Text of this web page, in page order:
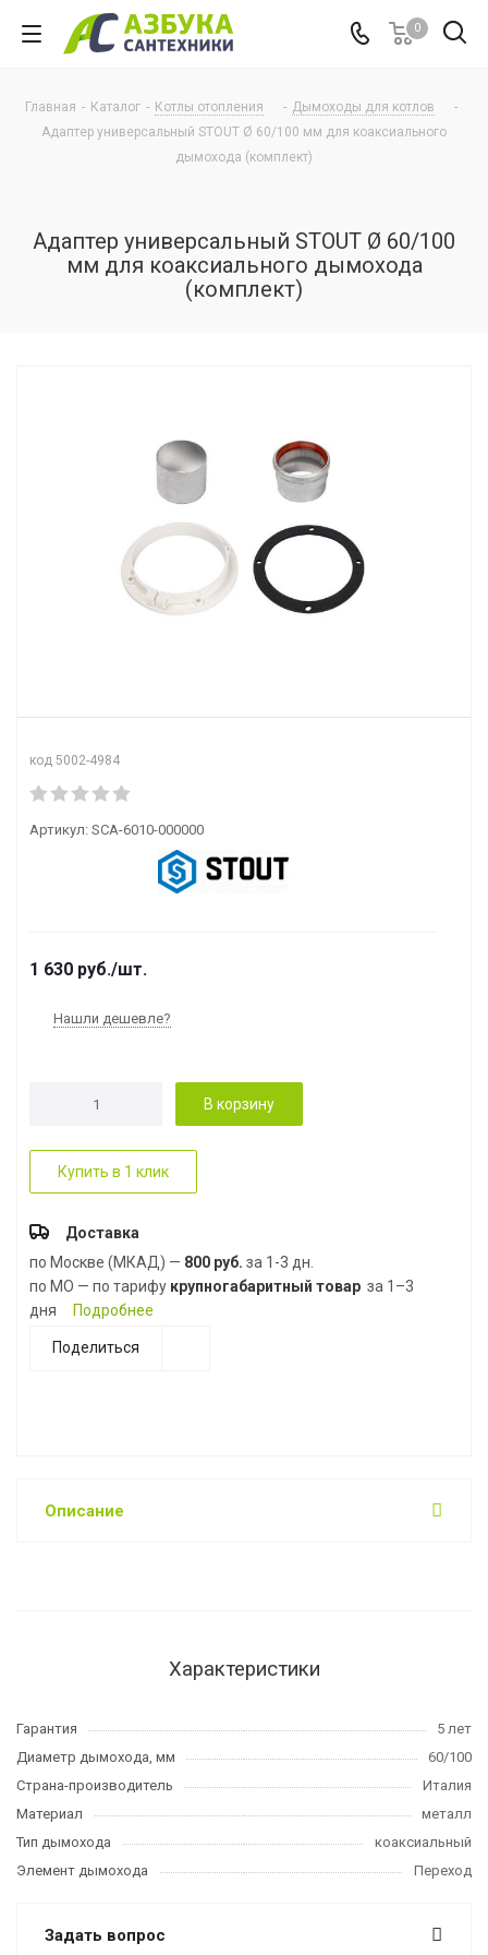
0
Главная - Каталог - Котлы отопления - Дымоходы для котлов
-
Адаптер универсальный STOUT Ø 60/100 мм для коаксиального
дымохода (комплект)
Адаптер универсальный STOUT Ø 60/100
мм для коаксиального дымохода
(комплект)
код 5002-4984
Артикул: SCA-6010-000000
1 630 руб./шт.
Нашли дешевле?
В корзину
Купить в 1 клик
Доставка
по Москве (МКАД) — 800 руб. за 1-3 дн.
по МО — по тарифу крупногабаритный товар за 1–3
дня
Подробнее
Поделиться
Описание
Характеристики
Гарантия
5 лет
Диаметр дымохода, мм
60/100
Страна-производитель
Италия
Материал
металл
Тип дымохода
коаксиальный
Элемент дымохода
Переход
Задать вопрос